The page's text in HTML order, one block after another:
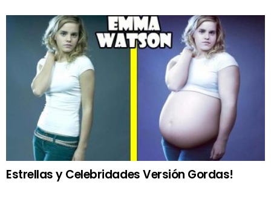
Estrellas y Celebridades Versión Gordas!